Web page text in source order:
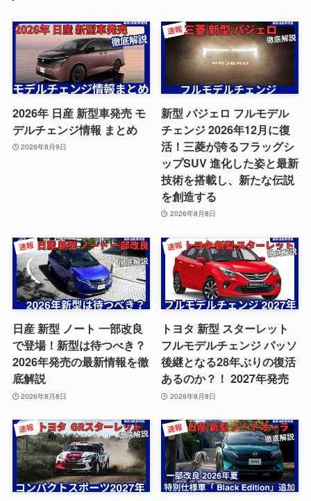
2026年 日産 新型車発売 モ
デルチェンジ情報 まとめ
2026年8月9日
新型 パジェロ フルモデル
チェンジ 2026年12月に復
活！三菱が誇るフラッグシ
ップSUV 進化した姿と最新
技術を搭載し、新たな伝説
を創造する
2026年8月8日
日産 新型 ノート 一部改良
で登場！新型は待つべき？
2026年発売の最新情報を徹
底解説
2026年8月8日
トヨタ 新型 スターレット
フルモデルチェンジ パッソ
後継となる28年ぶりの復活
あるのか？！ 2027年発売
2026年8月8日